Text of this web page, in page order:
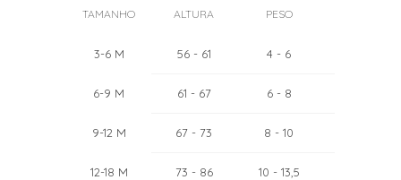
TAMANHO ALTURA PESO
3-6 M 56- 61 4 - 6
6-9 M 61 - 67 6- 8
9-12 M 67 - 73 8 - 10
12-18 M 73 - 86 10 - 13,5